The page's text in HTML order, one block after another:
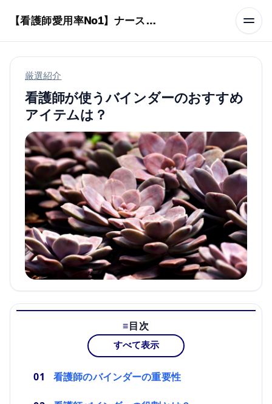
【看護師愛用率No1】ナースリーで人気の商品はコレ
厳選紹介
看護師が使うバインダーのおすすめ
アイテムは？
目次
すべて表示
看護師のバインダーの重要性